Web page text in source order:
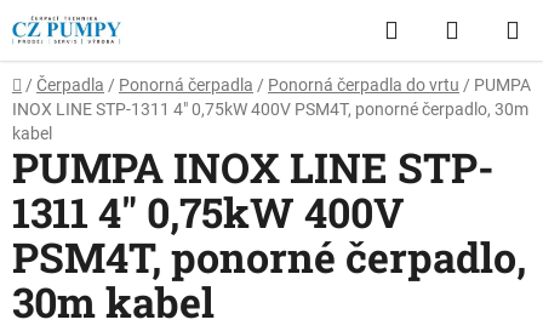
Přejít
na
obsah
Hledat
KOŠÍK
Domů
/ Čerpadla / Ponorná čerpadla / Ponorná čerpadla do vrtu / PUMPA
INOX LINE STP-1311 4" 0,75kW 400V PSM4T, ponorné čerpadlo, 30m
kabel
PUMPA INOX LINE STP-
1311 4" 0,75kW 400V
PSM4T, ponorné čerpadlo,
30m kabel